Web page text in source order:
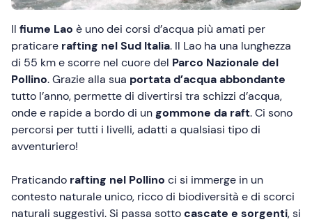
Il fiume Lao è uno dei corsi d’acqua più amati per
praticare rafting nel Sud Italia. Il Lao ha una lunghezza
di 55 km e scorre nel cuore del Parco Nazionale del
Pollino. Grazie alla sua portata d’acqua abbondante
tutto l’anno, permette di divertirsi tra schizzi d’acqua,
onde e rapide a bordo di ungommone da raft. Ci sono
percorsi per tutti i livelli, adatti a qualsiasi tipo di
avventuriero!
Praticando rafting nel Pollino ci si immerge in un
contesto naturale unico, ricco di biodiversità e di scorci
naturali suggestivi. Si passa sottocascate e sorgenti, si